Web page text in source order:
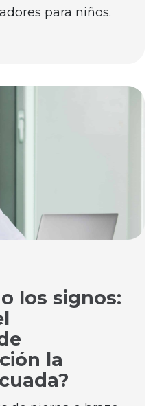
para niños.
los signos:
la